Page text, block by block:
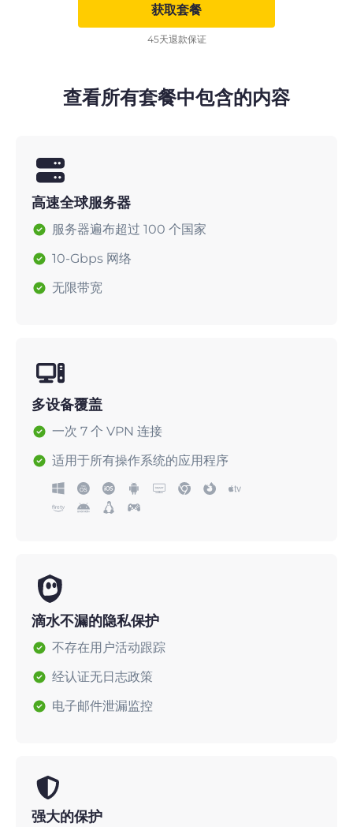
获取套餐
45天退款保证
查看所有套餐中包含的内容
高速全球服务器
服务器遍布超过 100 个国家
10-Gbps 网络
无限带宽
多设备覆盖
一次 7 个 VPN 连接
适用于所有操作系统的应用程序
滴水不漏的隐私保护
不存在用户活动跟踪
经认证无日志政策
电子邮件泄漏监控
强大的保护